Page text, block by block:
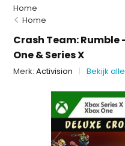
Home
Home
Crash Team: Rumble
One & Series X
Merk:Activision Bekijk